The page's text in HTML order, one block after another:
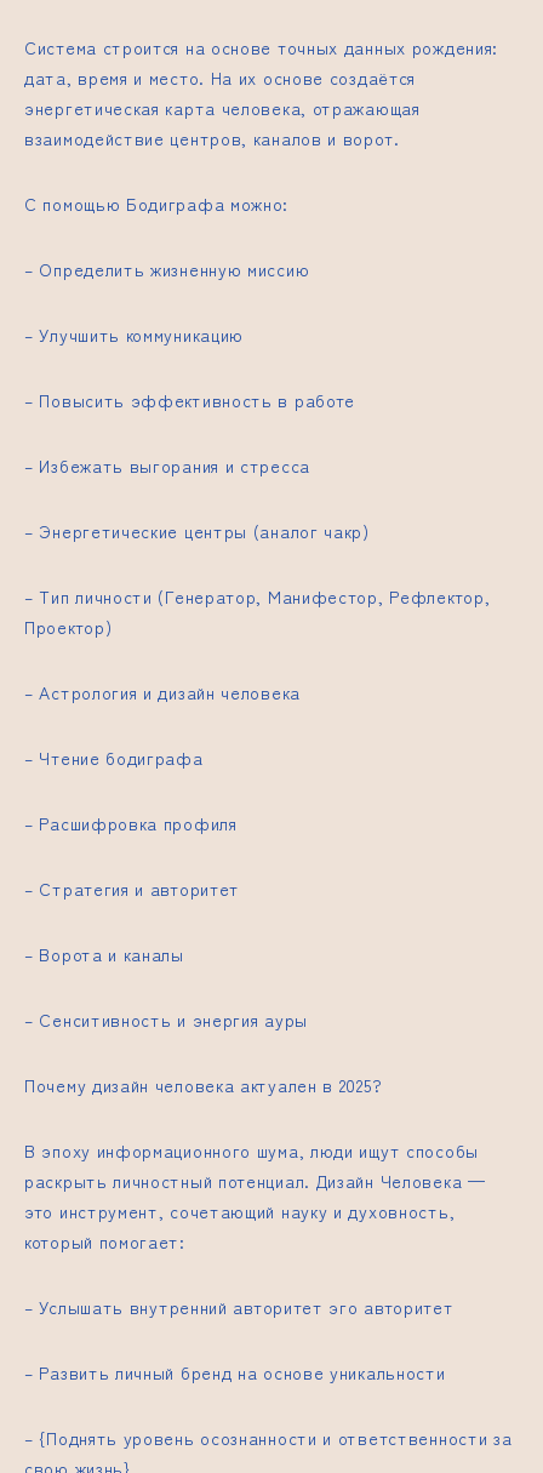
Система строится на основе точных данных рождения:
дата, время и место. На их основе создаётся
энергетическая карта человека, отражающая
взаимодействие центров, каналов и ворот.
С помощью Бодиграфа можно:
– Определить жизненную миссию
– Улучшить коммуникацию
– Повысить эффективность в работе
– Избежать выгорания и стресса
– Энергетические центры (аналог чакр)
– Тип личности (Генератор, Манифестор, Рефлектор,
Проектор)
– Астрология и дизайн человека
– Чтение бодиграфа
– Расшифровка профиля
– Стратегия и авторитет
– Ворота и каналы
– Сенситивность и энергия ауры
Почему дизайн человека актуален в 2025?
В эпоху информационного шума, люди ищут способы
раскрыть личностный потенциал. Дизайн Человека —
это инструмент, сочетающий науку и духовность,
который помогает:
– Услышать внутренний авторитет эго авторитет
– Развить личный бренд на основе уникальности
– {Поднять уровень осознанности и ответственности за
свою жизнь}